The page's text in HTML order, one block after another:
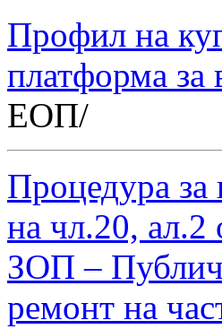
Профил на
платформа за
ЕОП/
Процедура за
на чл.20, ал.2
ЗОП –
ремонт на